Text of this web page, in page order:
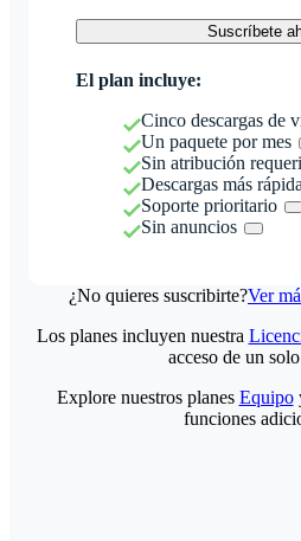
Suscríbete
El plan incluye:
Cinco descargas de
Un paquete por mes
Sin atribución
Descargas más
Soporte prioritario
Sin anuncios
¿No quieres suscribirte?Ver
Los planes incluyen nuestra
acceso de un
Explore nuestros planes Equipo
funciones